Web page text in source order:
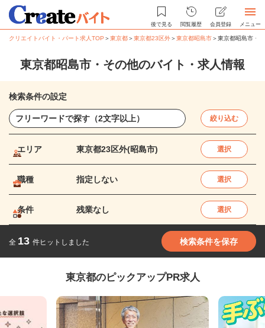
後で見る 閲覧履歴 会員登録 メニュー
クリエイトバイト・パート求人TOP ＞東京都＞東京都23区外＞東京都昭島市＞東京都昭島市・
東京都昭島市・その他のバイト・求人情報
検索条件の設定
絞り込む
エリア 東京都23区外(昭島市) 選択
職種 指定しない 選択
条件 残業なし 選択
全 13 件ヒットしました 検索条件を保存
東京都のピックアップPR求人